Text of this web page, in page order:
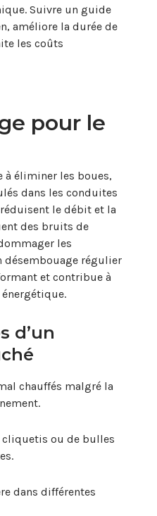
Suivre un guide
améliore la durée de
les coûts
pour le
à éliminer les boues,
dans les conduites
le débit et la
des bruits de
les
désembouage régulier
et contribue à
d’un
chauffés malgré la
cliquetis ou de bulles
dans différentes